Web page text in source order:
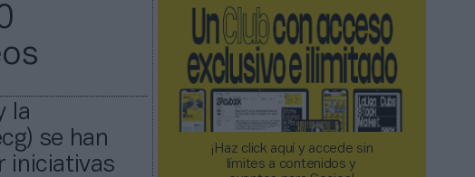
la
se han
iniciativas
¡Haz click aquí y accede sin
límites a contenidos y